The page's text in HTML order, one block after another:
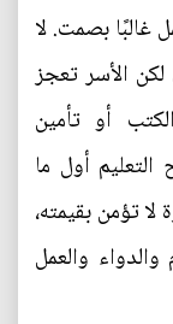
غالبًا بصمت. لا
الأسر تعجز
أو تأمين
أول ما
لا تؤمن بقيمته،
والعمل